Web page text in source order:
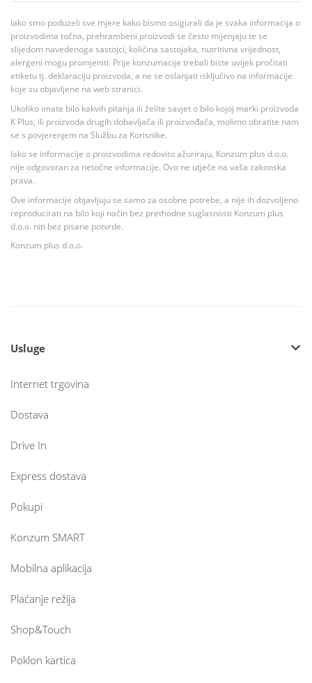
Iako smo poduzeli sve mjere kako bismo osigurali da je svaka informacija o
proizvodima točna, prehrambeni proizvodi se često mijenjaju te se
slijedom navedenoga sastojci, količina sastojaka, nutritivna vrijednost,
alergeni mogu promjeniti. Prije konzumacije trebali biste uvijek pročitati
etiketu tj. deklaraciju proizvoda, a ne se oslanjati isključivo na informacije
koje su objavljene na web stranici.
Ukoliko imate bilo kakvih pitanja ili želite savjet o bilo kojoj marki proizvoda
K Plus, ili proizvoda drugih dobavljača ili proizvođača, molimo obratite nam
se s povjerenjem na Službu za Korisnike.
Iako se informacije o proizvodima redovito ažuriraju, Konzum plus d.o.o.
nije odgovoran za netočne informacije. Ovo ne utječe na vaša zakonska
prava.
Ove informacije objavljuju se samo za osobne potrebe, a nije ih dozvoljeno
reproducirati na bilo koji način bez prethodne suglasnosti Konzum plus
d.o.o. niti bez pisane potvrde.
Konzum plus d.o.o.
Usluge
Internet trgovina
Dostava
Drive In
Express dostava
Pokupi
Konzum SMART
Mobilna aplikacija
Plaćanje režija
Shop&Touch
Poklon kartica